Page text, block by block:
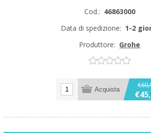
Cod.: 46863000
Data di spedizione: 1-2
Produttore: Grohe